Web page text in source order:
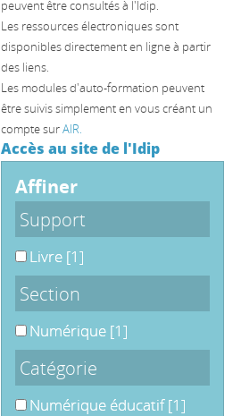
peuvent être consultés à l'Idip.
Les ressources électroniques sont
disponibles directement en ligne à partir
des liens.
Les modules d'auto-formation peuvent
être suivis simplement en vous créant un
compte surAIR.
Accès au site de l'Idip
affiner
Support
Livre [1]
Section
Numérique [1]
Catégorie
Numérique éducatif[1]